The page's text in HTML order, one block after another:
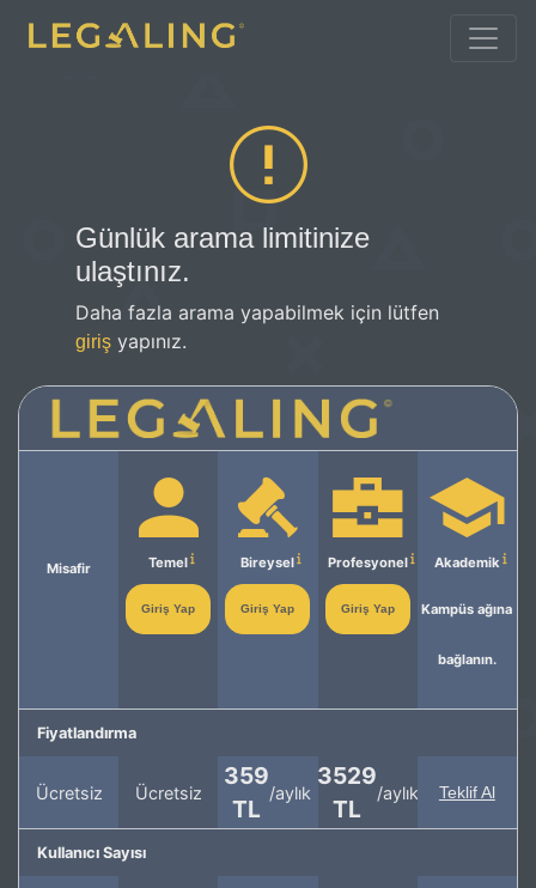
Günlük arama limitinize
ulaştınız.
Daha fazla arama yapabilmek için lütfen
giriş yapınız.
Misafir Temel
Giriş Yap
Bireysel
Giriş Yap
Profesyonel
Giriş Yap
Akademik
Kampüs ağına
bağlanın.
Fiyatlandırma
Ücretsiz Ücretsiz
359
TL
/aylık
3529
TL
/aylık Teklif Al
Kullanıcı Sayısı